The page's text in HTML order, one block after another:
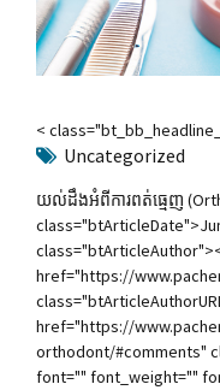
<
Uncategorized
យល់ដឹងអំពីការពត់ធ្មេញ
href="https://
href="https://
orthodont/#comments"
font="" font_weight=""